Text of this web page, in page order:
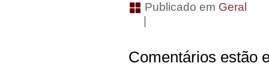
Publicado em Geral
Comentários estão